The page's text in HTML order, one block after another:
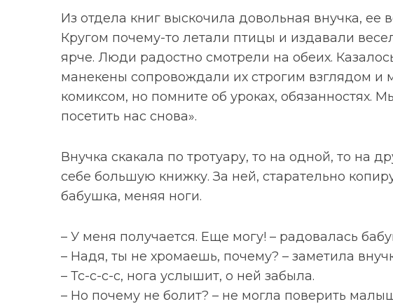
Из отдела книг выскочила довольная внучка, ее
Кругом почему-то летали птицы и издавали
ярче. Люди радостно смотрели на обеих.
манекены сопровождали их строгим взглядом и
комиксом, но помните об уроках, обязанностях.
посетить нас снова».
Внучка скакала по тротуару, то на одной, то на
себе большую книжку. За ней, старательно
бабушка, меняя ноги.
– У меня получается. Еще могу! – радовалась
– Надя, ты не хромаешь, почему? – заметила
– Тс-с-с-с, нога услышит, о ней забыла.
– Но почему не болит? – не могла поверить